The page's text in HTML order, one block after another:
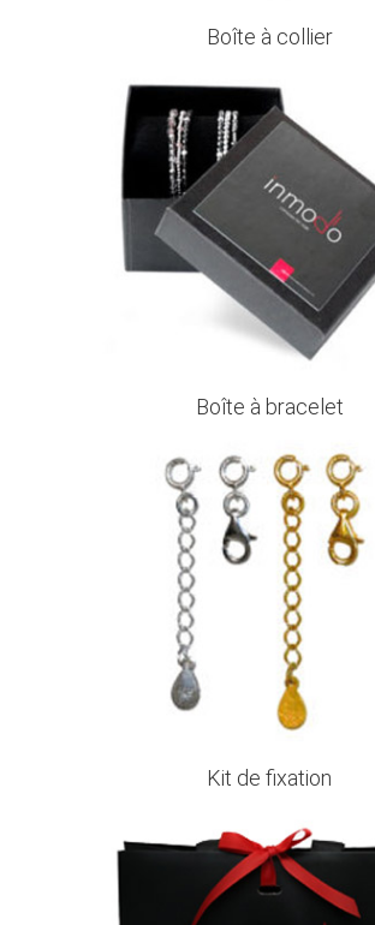
Boîte à collier
Boîte à bracelet
Kit de fixation